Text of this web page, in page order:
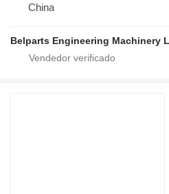
China
Belparts Engineering Machinery